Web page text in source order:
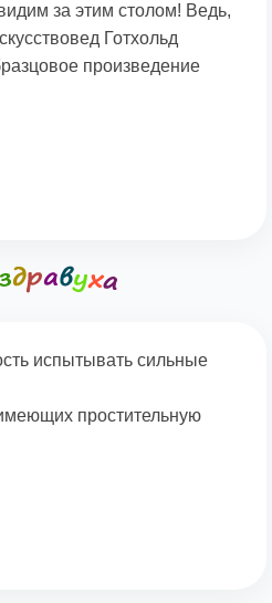
за этим столом! Ведь,
Готхольд
произведение
испытывать сильные
простительную